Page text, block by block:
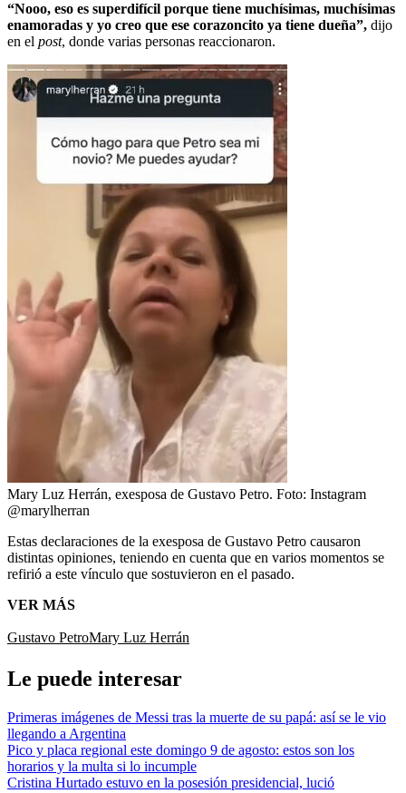
“Nooo, eso es superdifícil porque tiene muchísimas, muchísimas
enamoradas y yo creo que ese corazoncito ya tiene dueña”, dijo
en el post, donde varias personas reaccionaron.
Mary Luz Herrán, exesposa de Gustavo Petro. Foto: Instagram
@marylherran
Estas declaraciones de la exesposa de Gustavo Petro causaron
distintas opiniones, teniendo en cuenta que en varios momentos se
refirió a este vínculo que sostuvieron en el pasado.
VER MÁS
Gustavo PetroMary Luz Herrán
Le puede interesar
Primeras imágenes de Messi tras la muerte de su papá: así se le vio
llegando a Argentina
Pico y placa regional este domingo 9 de agosto: estos son los
horarios y la multa si lo incumple
Cristina Hurtado estuvo en la posesión presidencial, lució